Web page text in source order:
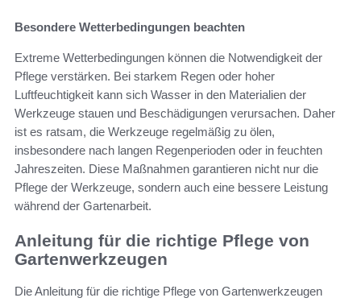
Besondere Wetterbedingungen beachten
Extreme Wetterbedingungen können die Notwendigkeit der
Pflege verstärken. Bei starkem Regen oder hoher
Luftfeuchtigkeit kann sich Wasser in den Materialien der
Werkzeuge stauen und Beschädigungen verursachen. Daher
ist es ratsam, die Werkzeuge regelmäßig zu ölen,
insbesondere nach langen Regenperioden oder in feuchten
Jahreszeiten. Diese Maßnahmen garantieren nicht nur die
Pflege der Werkzeuge, sondern auch eine bessere Leistung
während der Gartenarbeit.
Anleitung für die richtige Pflege von
Gartenwerkzeugen
Die Anleitung für die richtige Pflege von Gartenwerkzeugen